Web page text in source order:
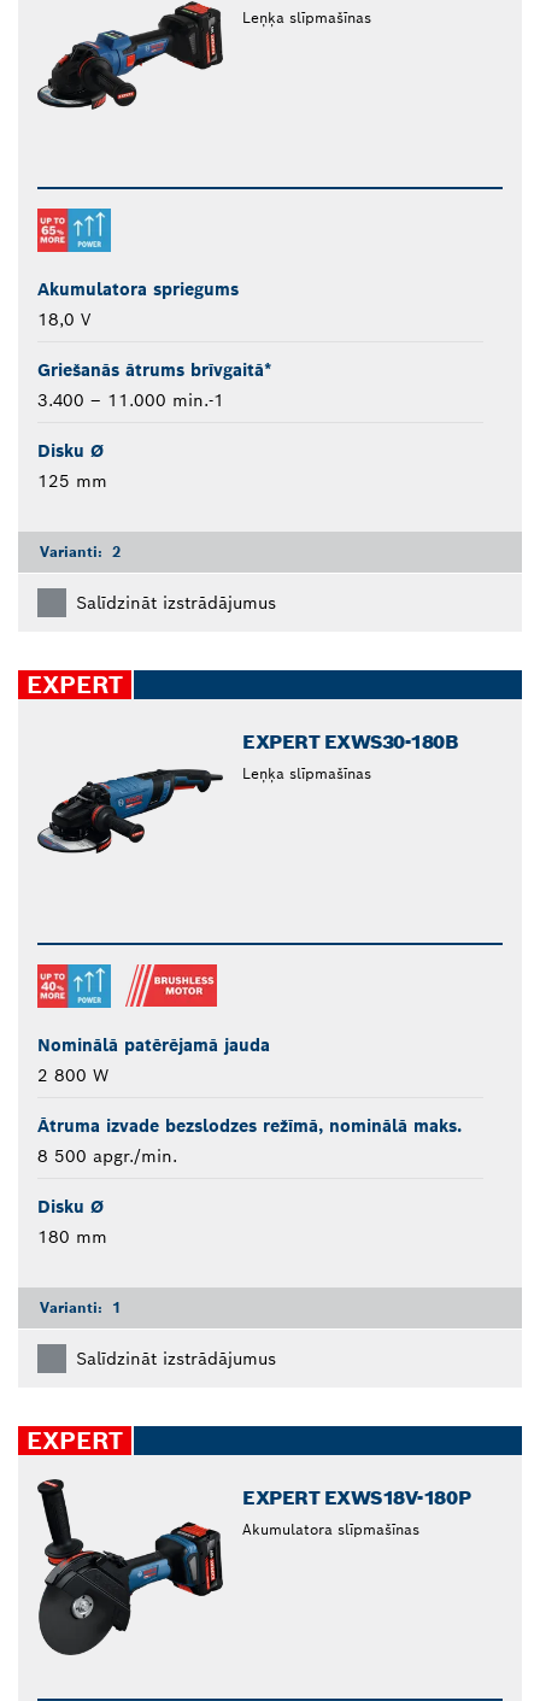
Leņķa slīpmašīnas
Akumulatora spriegums
18,0 V
Griešanās ātrums brīvgaitā*
3.400 – 11.000 min.-1
Disku Ø
125 mm
Varianti: 2
Salīdzināt izstrādājumus
EXPERT
EXPERT EXWS30-180B
Leņķa slīpmašīnas
Nominālā patērējamā jauda
2 800 W
Ātruma izvade bezslodzes režīmā, nominālā maks.
8 500 apgr./min.
Disku Ø
180 mm
Varianti: 1
Salīdzināt izstrādājumus
EXPERT
EXPERT EXWS18V-180P
Akumulatora slīpmašīnas